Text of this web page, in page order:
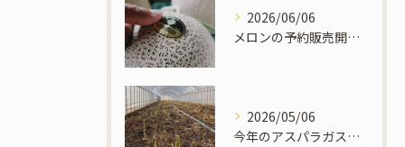
2026/06/06
メロンの予約販売開始しています。価格設定について
2026/05/06
今年のアスパラガスの収穫は終了しました。